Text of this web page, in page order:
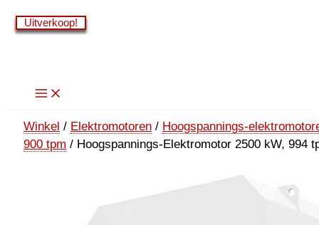
Ga
naar
Winkel / Elektromotoren / Hoogspannings-
900 tpm / Hoogspannings-Elektromotor 2500 kW, 994
Uitverkoop!
Uitverkoop!
Uitverkoop!
Uitverkoop!
Uitverkoop!
Uitverkoop!